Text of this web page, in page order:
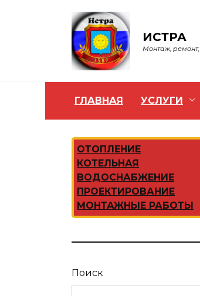
ИСТРА
Монтаж,
ГЛАВНАЯ УСЛУГИ
ОТОПЛЕНИЕ
КОТЕЛЬНАЯ
ВОДОСНАБЖЕНИЕ
ПРОЕКТИРОВАНИЕ
МОНТАЖНЫЕ РАБОТЫ
Поиск